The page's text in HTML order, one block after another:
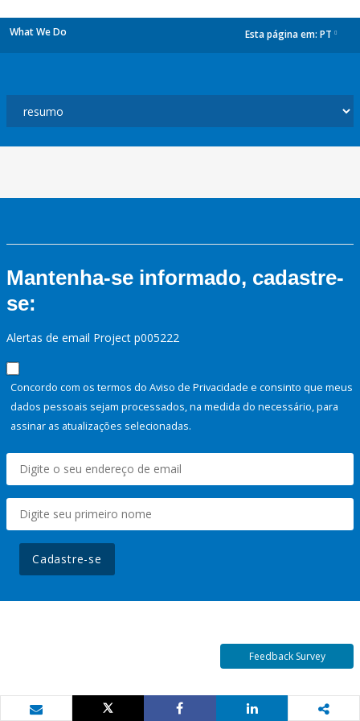
What We Do Esta página em: PT
Mantenha-se informado, cadastre-
se:
Alertas de email Project p005222
Concordo com os termos do Aviso de Privacidade e consinto que meus
dados pessoais sejam processados, na medida do necessário, para
assinar as atualizações selecionadas.
Cadastre-se
Feedback Survey